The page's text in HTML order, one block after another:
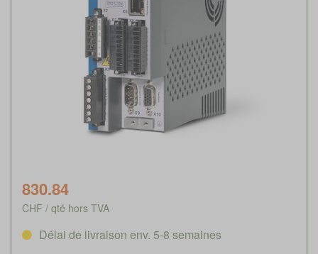
830.84
CHF / qté hors TVA
Délai de livraison env. 5-8 semaines